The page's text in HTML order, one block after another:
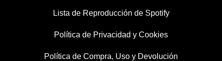
Lista de Reproducción de Spotify
Política de Privacidad y Cookies
Política de Compra, Uso y Devolución